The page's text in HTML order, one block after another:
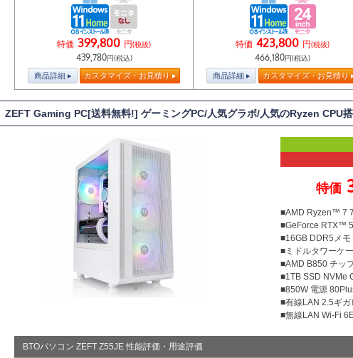
特価 399,800 円(税抜)
439,780円(税込)
商品詳細 カスタマイズ・お見積り
特価 423,800 円(税抜)
466,180円(税込)
商品詳細 カスタマイズ・お見積り
ZEFT Gaming PC[送料無料!] ゲーミングPC/人気グラボ/人気のRyzen CPU
特価
■AMD Ryzen™ 7
■GeForce RTX™
■16GB DDR5メ
■ミドルタワーケ
■AMD B850 チッ
■1TB SSD NVMe
■850W 電源
■有線LAN 2.5ギガ
■無線LAN Wi-Fi
BTOパソコン ZEFT Z55JE 性能評価・用途評価